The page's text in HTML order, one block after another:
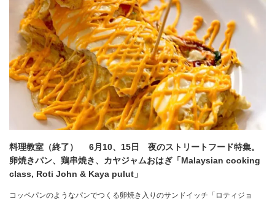
料理教室（終了） 6月10、15日 夜のストリートフード特集。
卵焼きパン、鶏串焼き、カヤジャムおはぎ「Malaysian cooking
class, Roti John & Kaya pulut」
コッペパンのようなパンでつくる卵焼き入りのサンドイッチ「ロティジョ